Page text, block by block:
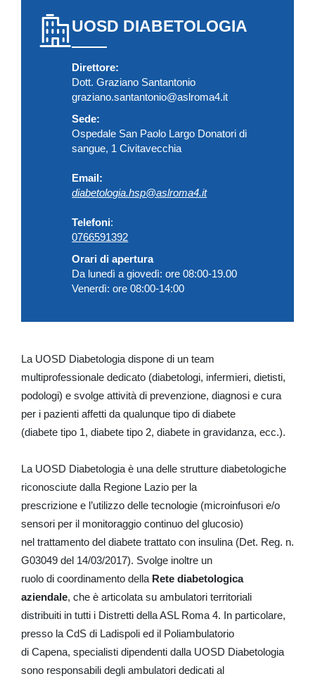
UOSD DIABETOLOGIA
Direttore:
Dott. Graziano Santantonio
graziano.santantonio@aslroma4.it
Sede:
Ospedale San Paolo Largo Donatori di
sangue, 1 Civitavecchia
Email:
diabetologia.hsp@aslroma4.it
Telefoni:
0766591392
Orari di apertura
Da lunedì a giovedì: ore 08:00-19.00
Venerdì: ore 08:00-14:00
La UOSD Diabetologia dispone di un team
multiprofessionale dedicato (diabetologi, infermieri, dietisti,
podologi) e svolge attività di prevenzione, diagnosi e cura
per i pazienti affetti da qualunque tipo di diabete
(diabete tipo 1, diabete tipo 2, diabete in gravidanza, ecc.).
La UOSD Diabetologia è una delle strutture diabetologiche
riconosciute dalla Regione Lazio per la
prescrizione e l’utilizzo delle tecnologie (microinfusori e/o
sensori per il monitoraggio continuo del glucosio)
nel trattamento del diabete trattato con insulina (Det. Reg. n.
G03049 del 14/03/2017). Svolge inoltre un
ruolo di coordinamento della Rete diabetologica
aziendale, che è articolata su ambulatori territoriali
distribuiti in tutti i Distretti della ASL Roma 4. In particolare,
presso la CdS di Ladispoli ed il Poliambulatorio
di Capena, specialisti dipendenti dalla UOSD Diabetologia
sono responsabili degli ambulatori dedicati al